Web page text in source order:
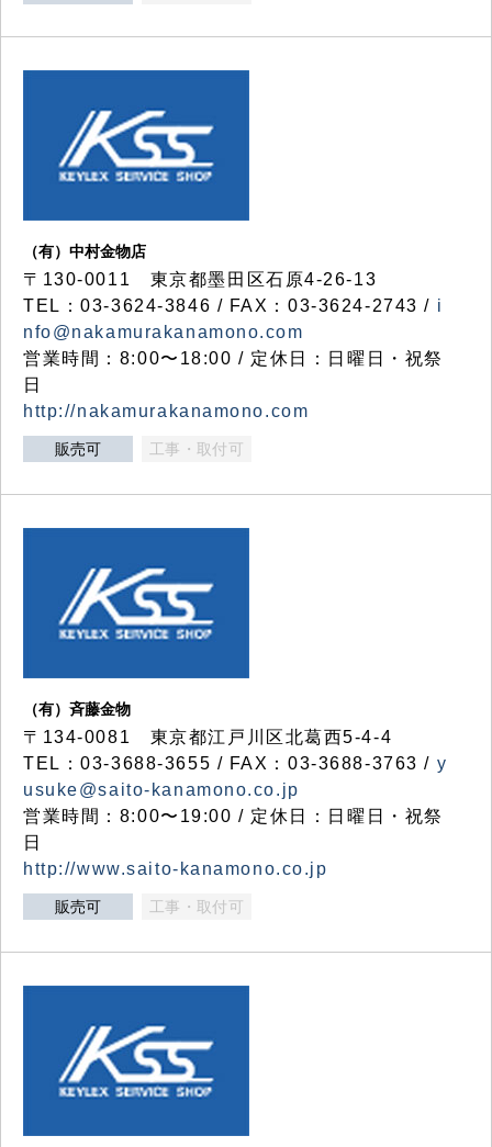
（有）中村金物店
〒130-0011 東京都墨田区石原4-26-13
TEL：03-3624-3846 / FAX：03-3624-2743 / i
nfo@nakamurakanamono.com
営業時間：8:00〜18:00 / 定休日：日曜日・祝祭
日
http://nakamurakanamono.com
販売可 工事・取付可
（有）斉藤金物
〒134-0081 東京都江戸川区北葛西5-4-4
TEL：03-3688-3655 / FAX：03-3688-3763 / y
usuke@saito-kanamono.co.jp
営業時間：8:00〜19:00 / 定休日：日曜日・祝祭
日
http://www.saito-kanamono.co.jp
販売可 工事・取付可